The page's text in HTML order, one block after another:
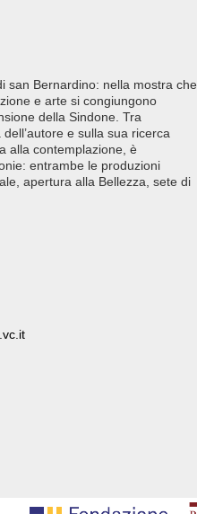
san Bernardino: nella mostra che
e arte si congiungono
della Sindone. Tra
e sulla sua ricerca
alla contemplazione, è
entrambe le produzioni
apertura alla Bellezza, sete di